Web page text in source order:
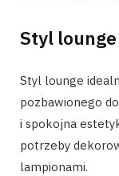
Styl
Styl lounge
pozbawionego
i spokojna
potrzeby
lampionami.